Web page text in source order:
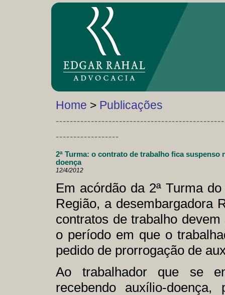
Home > Publicações
------------------
2ª Turma: o contrato de trabalho fica
doença
12/4/2012
Em acórdão da 2ª Turma
Região, a desembargadora
contratos de trabalho
o período em que o
pedido de prorrogação de
Ao trabalhador que se
recebendo auxílio-